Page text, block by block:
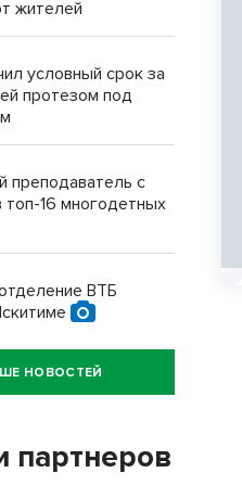
жителей
условный срок за
протезом под
преподаватель с
16 многодетных
ВТБ
НОВОСТЕЙ
партнеров